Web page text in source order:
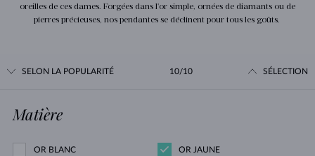
oreilles de ces dames. Forgées dans l'or simple, ornées de diamants ou de
pierres précieuses, nos pendantes se déclinent pour tous les goûts.
SELON LA POPULARITÉ 10/10 SÉLECTION
Matière
OR BLANC OR JAUNE